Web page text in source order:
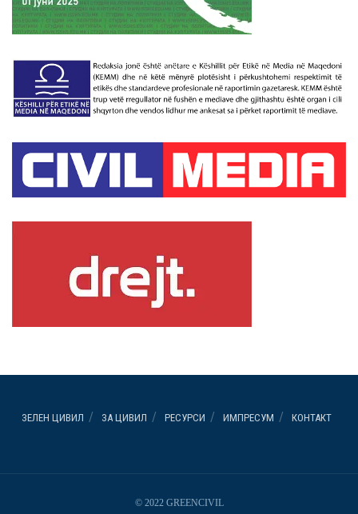
ЗЕЛЕН ЦИВИЛ ЗА ЦИВИЛ РЕСУРСИ ИМПРЕСУМ КОНТАКТ
© 2022 GREENCIVIL